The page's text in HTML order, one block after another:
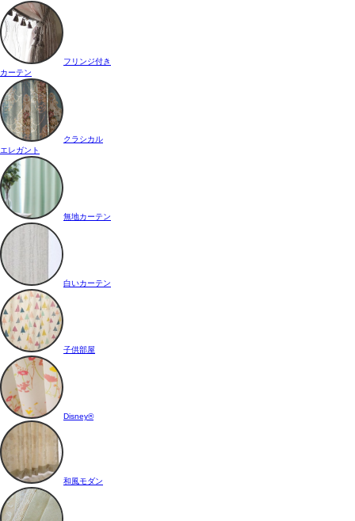
フリンジ付き
カーテン
クラシカル
エレガント
無地カーテン
白いカーテン
子供部屋
Disney®
和風モダン